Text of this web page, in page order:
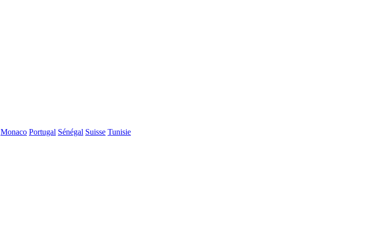
Monaco Portugal Sénégal Suisse Tunisie